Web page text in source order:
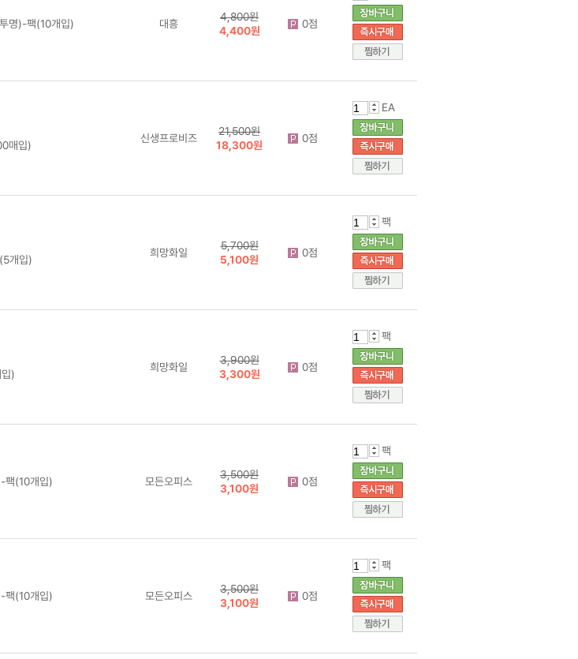
명)-팩(10개입)
대흥
4,800원
4,400원
0점
매입)
신생프로비즈
21,500원
18,300원
0점
EA
개입)
희망화일
5,700원
5,100원
0점
팩
)
희망화일
3,900원
3,300원
0점
팩
팩(10개입)
모든오피스
3,500원
3,100원
0점
팩
팩(10개입)
모든오피스
3,500원
3,100원
0점
팩